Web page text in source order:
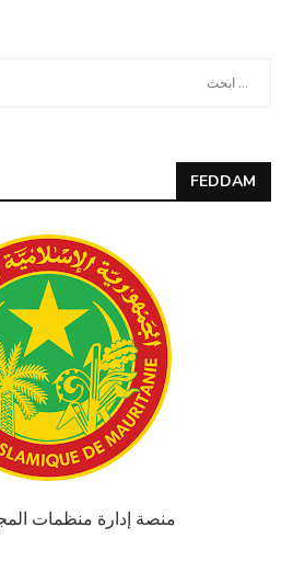
FEDDAM
منصة إدارة منظمات